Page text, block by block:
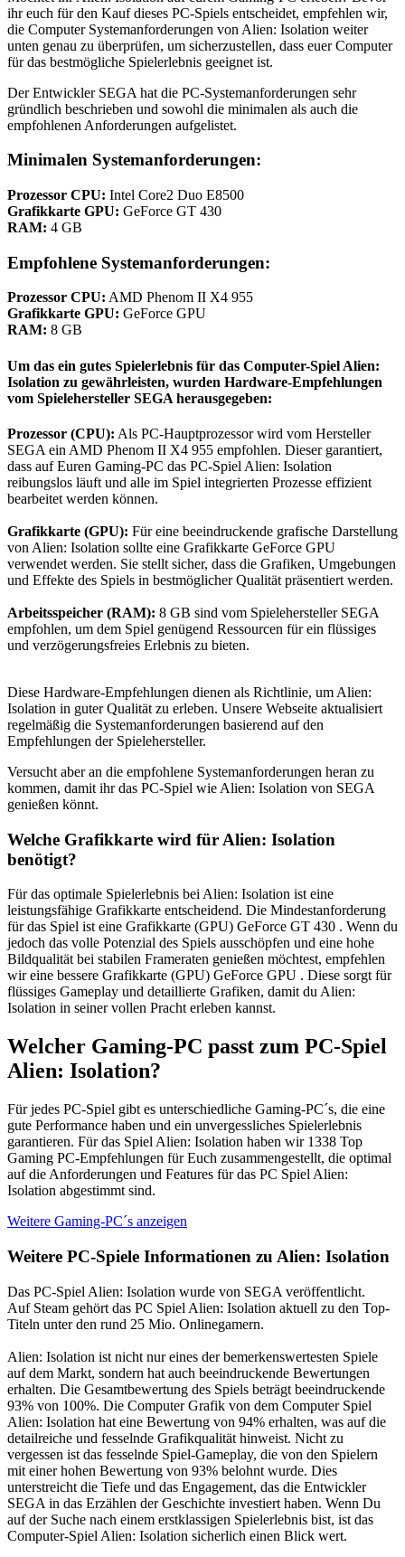
ihr euch für den Kauf dieses PC-Spiels entscheidet, empfehlen wir,
die Computer Systemanforderungen von Alien: Isolation weiter
unten genau zu überprüfen, um sicherzustellen, dass euer Computer
für das bestmögliche Spielerlebnis geeignet ist.
Der Entwickler SEGA hat die PC-Systemanforderungen sehr
gründlich beschrieben und sowohl die minimalen als auch die
empfohlenen Anforderungen aufgelistet.
Minimalen Systemanforderungen:
Prozessor CPU: Intel Core2 Duo E8500
Grafikkarte GPU: GeForce GT 430
RAM: 4 GB
Empfohlene Systemanforderungen:
Prozessor CPU: AMD Phenom II X4 955
Grafikkarte GPU: GeForce GPU
RAM: 8 GB
Um das ein gutes Spielerlebnis für das Computer-Spiel Alien:
Isolation zu gewährleisten, wurden Hardware-Empfehlungen
vom Spielehersteller SEGA herausgegeben:
Prozessor (CPU): Als PC-Hauptprozessor wird vom Hersteller
SEGA ein AMD Phenom II X4 955 empfohlen. Dieser garantiert,
dass auf Euren Gaming-PC das PC-Spiel Alien: Isolation
reibungslos läuft und alle im Spiel integrierten Prozesse effizient
bearbeitet werden können.
Grafikkarte (GPU): Für eine beeindruckende grafische Darstellung
von Alien: Isolation sollte eine Grafikkarte GeForce GPU
verwendet werden. Sie stellt sicher, dass die Grafiken, Umgebungen
und Effekte des Spiels in bestmöglicher Qualität präsentiert werden.
Arbeitsspeicher (RAM): 8 GB sind vom Spielehersteller SEGA
empfohlen, um dem Spiel genügend Ressourcen für ein flüssiges
und verzögerungsfreies Erlebnis zu bieten.
Diese Hardware-Empfehlungen dienen als Richtlinie, um Alien:
Isolation in guter Qualität zu erleben. Unsere Webseite aktualisiert
regelmäßig die Systemanforderungen basierend auf den
Empfehlungen der Spielehersteller.
Versucht aber an die empfohlene Systemanforderungen heran zu
kommen, damit ihr das PC-Spiel wie Alien: Isolation von SEGA
genießen könnt.
Welche Grafikkarte wird für Alien: Isolation
benötigt?
Für das optimale Spielerlebnis bei Alien: Isolation ist eine
leistungsfähige Grafikkarte entscheidend. Die Mindestanforderung
für das Spiel ist eine Grafikkarte (GPU) GeForce GT 430 . Wenn du
jedoch das volle Potenzial des Spiels ausschöpfen und eine hohe
Bildqualität bei stabilen Frameraten genießen möchtest, empfehlen
wir eine bessere Grafikkarte (GPU) GeForce GPU . Diese sorgt für
flüssiges Gameplay und detaillierte Grafiken, damit du Alien:
Isolation in seiner vollen Pracht erleben kannst.
Welcher Gaming-PC passt zum PC-Spiel
Alien: Isolation?
Für jedes PC-Spiel gibt es unterschiedliche Gaming-PC´s, die eine
gute Performance haben und ein unvergessliches Spielerlebnis
garantieren. Für das Spiel Alien: Isolation haben wir 1338 Top
Gaming PC-Empfehlungen für Euch zusammengestellt, die optimal
auf die Anforderungen und Features für das PC Spiel Alien:
Isolation abgestimmt sind.
Weitere Gaming-PC´s anzeigen
Weitere PC-Spiele Informationen zu Alien: Isolation
Das PC-Spiel Alien: Isolation wurde von SEGA veröffentlicht.
Auf Steam gehört das PC Spiel Alien: Isolation aktuell zu den Top-
Titeln unter den rund 25 Mio. Onlinegamern.
Alien: Isolation ist nicht nur eines der bemerkenswertesten Spiele
auf dem Markt, sondern hat auch beeindruckende Bewertungen
erhalten. Die Gesamtbewertung des Spiels beträgt beeindruckende
93% von 100%. Die Computer Grafik von dem Computer Spiel
Alien: Isolation hat eine Bewertung von 94% erhalten, was auf die
detailreiche und fesselnde Grafikqualität hinweist. Nicht zu
vergessen ist das fesselnde Spiel-Gameplay, die von den Spielern
mit einer hohen Bewertung von 93% belohnt wurde. Dies
unterstreicht die Tiefe und das Engagement, das die Entwickler
SEGA in das Erzählen der Geschichte investiert haben. Wenn Du
auf der Suche nach einem erstklassigen Spielerlebnis bist, ist das
Computer-Spiel Alien: Isolation sicherlich einen Blick wert.